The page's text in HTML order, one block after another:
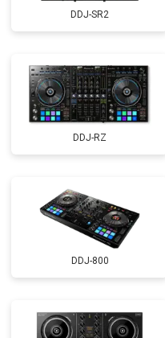
DDJ-SR2
DDJ-RZ
DDJ-800